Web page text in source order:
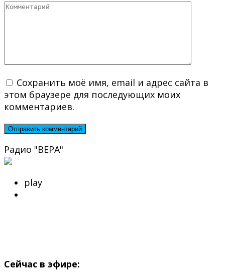
Комментарий
Сохранить моё имя, email и адрес сайта в
этом браузере для последующих моих
комментариев.
Радио "ВЕРА"
play
Сейчас в эфире: